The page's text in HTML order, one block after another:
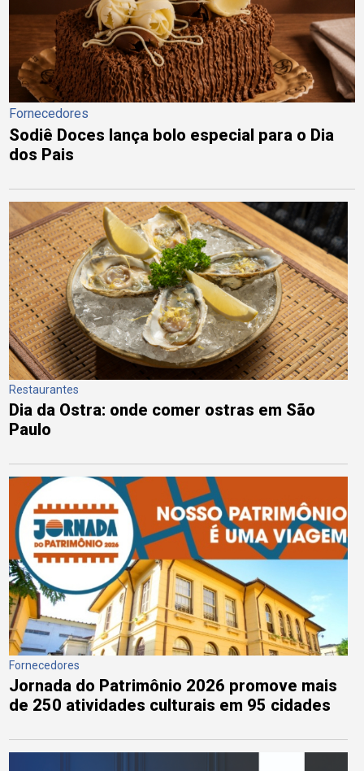
Fornecedores
Sodiê Doces lança bolo especial para o Dia
dos Pais
Restaurantes
Dia da Ostra: onde comer ostras em São
Paulo
Fornecedores
Jornada do Patrimônio 2026 promove mais
de 250 atividades culturais em 95 cidades